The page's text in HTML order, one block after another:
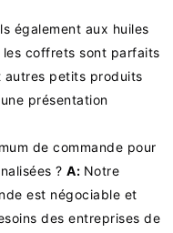
également aux huiles
les coffrets sont parfaits
autres petits produits
présentation
de commande pour
?A: Notre
est négociable et
des entreprises de